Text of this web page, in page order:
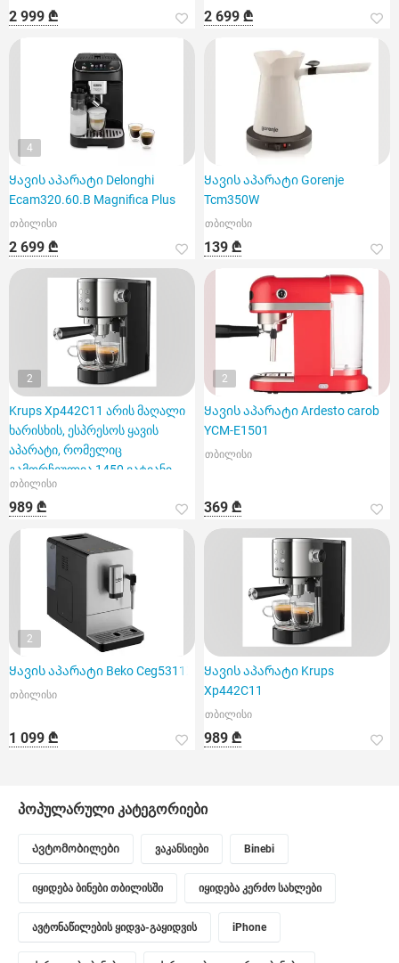
2 999 ₾ 2 699 ₾
4
Ყავის აპარატი Delonghi
Ecam320.60.B Magnifica Plus
თბილისი
2 699 ₾
Ყავის აპარატი Gorenje
Tcm350W
თბილისი
139 ₾
2
Krups Xp442C11 არის მაღალი
ხარისხის, ესპრესოს ყავის
აპარატი, რომელიც
გამორჩეულია 1450 ვატიანი
სიმძლა
თბილისი
989 ₾
2
Ყავის აპარატი Ardesto carob
YCM-E1501
თბილისი
369 ₾
2
Ყავის აპარატი Beko Ceg5311X
თბილისი
1 099 ₾
Ყავის აპარატი Krups
Xp442C11
თბილისი
989 ₾
პოპულარული კატეგორიები
Ავტომობილები ვაკანსიები Binebi
იყიდება ბინები თბილისში იყიდება კერძო სახლები
ავტონაწილების ყიდვა-გაყიდვის iPhone